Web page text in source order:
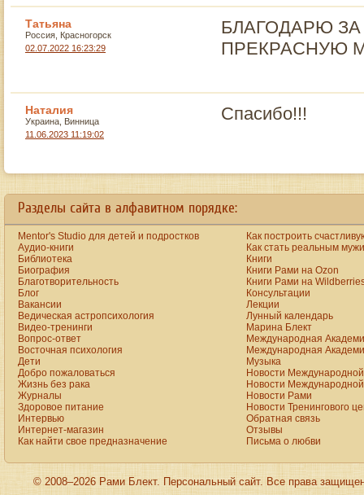
Татьяна
Россия, Красногорск
02.07.2022 16:23:29
БЛАГОДАРЮ
ПРЕКРАСНУЮ
Наталия
Украина, Винница
11.06.2023 11:19:02
Спасибо!!!
Разделы сайта в алфавитном порядке:
Mentor's Studio для детей и подростков
Аудио-книги
Библиотека
Биография
Благотворительность
Блог
Вакансии
Ведическая астропсихология
Видео-тренинги
Вопрос-ответ
Восточная психология
Дети
Добро пожаловаться
Жизнь без рака
Журналы
Здоровое питание
Интервью
Интернет-магазин
Как найти свое предназначение
Как построить
Как стать реальным
Книги
Книги Рами на Ozon
Книги Рами на
Консультации
Лекции
Лунный календарь
Марина Блект
Международная
Международная
Музыка
Новости
Новости
Новости Рами
Новости Тренингового
Обратная связь
Отзывы
Письма о любви
© 2008–2026 Рами Блект. Персональный сайт. Все права